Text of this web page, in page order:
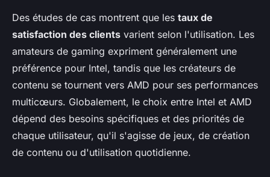
Des études de cas montrent que les taux de
satisfaction des clients varient selon l'utilisation. Les
amateurs de gaming expriment généralement une
préférence pour Intel, tandis que les créateurs de
contenu se tournent vers AMD pour ses performances
multicœurs. Globalement, le choix entre Intel et AMD
dépend des besoins spécifiques et des priorités de
chaque utilisateur, qu'il s'agisse de jeux, de création
de contenu ou d'utilisation quotidienne.